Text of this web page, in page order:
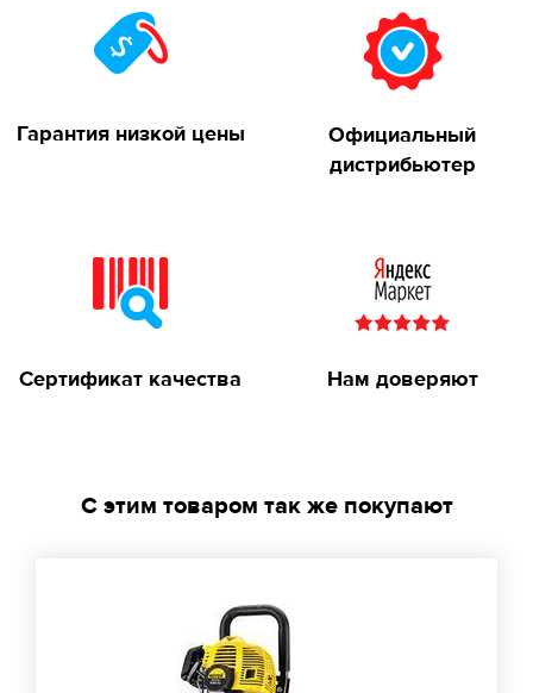
Гарантия низкой цены
Официальный
дистрибьютер
Сертификат качества Нам доверяют
С этим товаром так же покупают